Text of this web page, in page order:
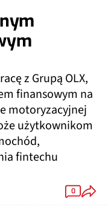
z Grupą OLX,
finansowym na
motoryzacyjnej
użytkownikom
fintechu
0